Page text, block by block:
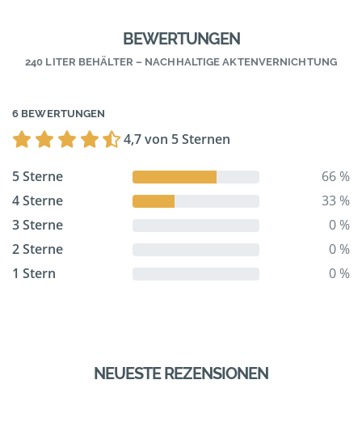
BEWERTUNGEN
240 LITER BEHÄLTER – NACHHALTIGE AKTENVERNICHTUNG
6 BEWERTUNGEN
4,7 von 5 Sternen
5 Sterne
66 %
4 Sterne
33 %
3 Sterne
0 %
2 Sterne
0 %
1 Stern
0 %
NEUESTE REZENSIONEN